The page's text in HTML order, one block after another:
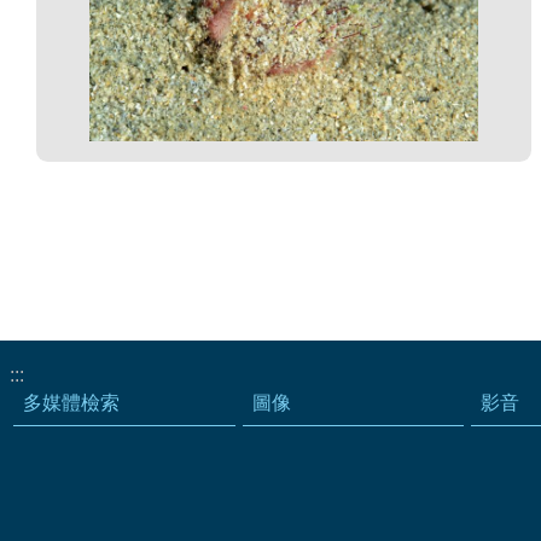
:::
多媒體檢索
圖像 影音